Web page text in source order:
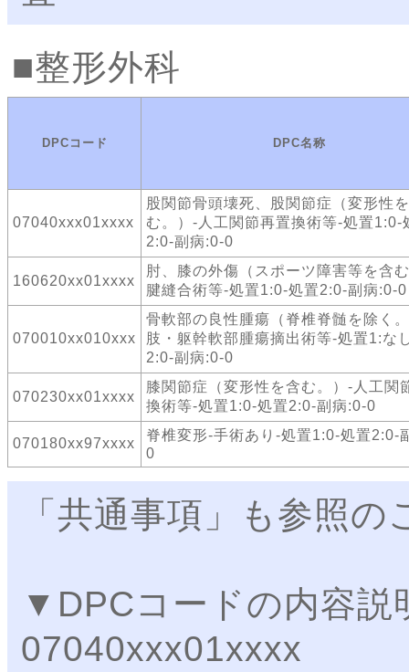
整形外科
DPCコード DPC名称
07040xxx01xxxx
股関節骨頭壊死、股関節症（変形性
む。）-人工関節再置換術等-処置1:0-
2:0-副病:0-0
160620xx01xxxx
肘、膝の外傷（スポーツ障害等を含
腱縫合術等-処置1:0-処置2:0-副病:0-0
070010xx010xxx
骨軟部の良性腫瘍（脊椎脊髄を除く
肢・躯幹軟部腫瘍摘出術等-処置1:な
2:0-副病:0-0
070230xx01xxxx
膝関節症（変形性を含む。）-人工関
換術等-処置1:0-処置2:0-副病:0-0
070180xx97xxxx
脊椎変形-手術あり-処置1:0-処置2:0-
0
「共通事項」も参照の
▼DPCコードの内容
07040xxx01xxxx